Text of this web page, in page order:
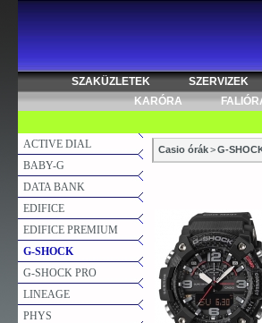
SZAKÜZLETEK SZERVIZEK
KARÓRA
ACTIVE DIAL
BABY-G
DATA BANK
EDIFICE
EDIFICE PREMIUM
G-SHOCK
G-SHOCK PRO
LINEAGE
PHYS
Casio órák>G-
-